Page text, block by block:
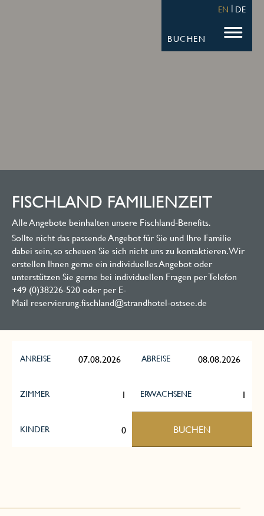
BUCHEN
EN DE
FISCHLAND FAMILIENZEIT
Alle Angebote beinhalten unsere Fischland-Benefits.
Sollte nicht das passende Angebot für Sie und Ihre Familie
dabei sein, so scheuen Sie sich nicht uns zu kontaktieren. Wir
erstellen Ihnen gerne ein individuelles Angebot oder
unterstützen Sie gerne bei individuellen Fragen per Telefon
+49 (0)38226-520 oder per E-
Mail reservierung.fischland@strandhotel-ostsee.de
ANREISE ABREISE
ZIMMER ERWACHSENE
KINDER BUCHEN